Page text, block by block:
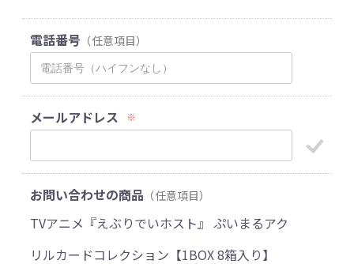
電話番号 （任意項目）
メールアドレス ※
お問い合わせの商品 （任意項目）
TVアニメ『えぶりでいホスト』 ぷいまるアク
リルカードコレクション【1BOX 8箱入り】